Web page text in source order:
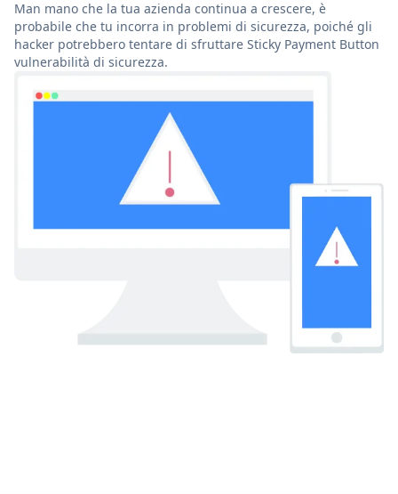
Man mano che la tua azienda continua a crescere, è
probabile che tu incorra in problemi di sicurezza, poiché gli
hacker potrebbero tentare di sfruttare Sticky Payment Button
vulnerabilità di sicurezza.